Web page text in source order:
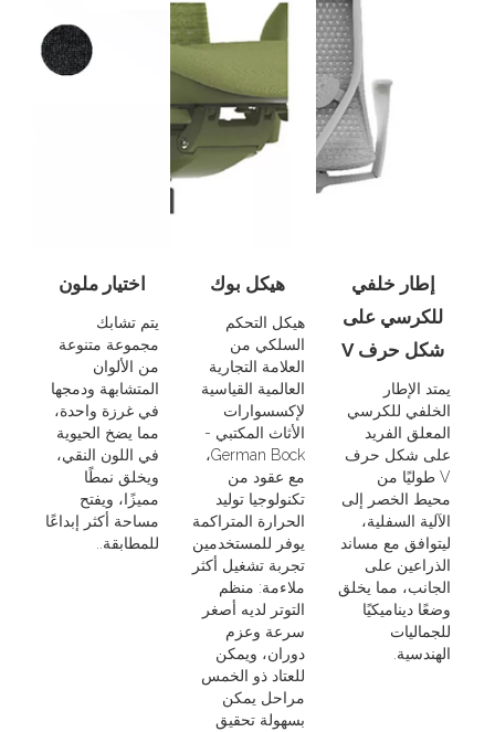
إطار خلفي
للكرسي على
شكل حرف V
يمتد الإطار
الخلفي للكرسي
المعلق الفريد
على شكل حرف
V طوليًا من
محيط الخصر إلى
الآلية السفلية،
ليتوافق مع مساند
الذراعين على
الجانب، مما يخلق
وضعًا ديناميكيًا
للجماليات
الهندسية.
هيكل بوك
هيكل التحكم
السلكي من
العلامة التجارية
العالمية القياسية
لإكسسوارات
الأثاث المكتبي -
German Bock،
مع عقود من
تكنولوجيا توليد
الحرارة المتراكمة
يوفر للمستخدمين
تجربة تشغيل أكثر
ملاءمة: منظم
التوتر لديه أصغر
سرعة وعزم
دوران، ويمكن
للعتاد ذو الخمس
مراحل يمكن
بسهولة تحقيق
اختيار ملون
يتم تشابك
مجموعة متنوعة
من الألوان
المتشابهة ودمجها
في غرزة واحدة،
مما يضخ الحيوية
في اللون النقي،
ويخلق نمطًا
مميزًا، ويفتح
مساحة أكثر إبداعًا
للمطابقة..